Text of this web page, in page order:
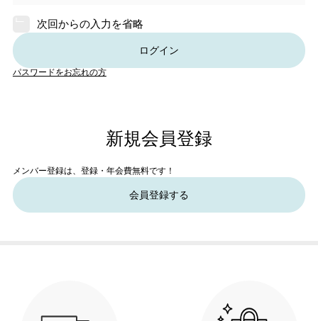
次回からの入力を省略
ログイン
パスワードをお忘れの方
新規会員登録
メンバー登録は、登録・年会費無料です！
会員登録する